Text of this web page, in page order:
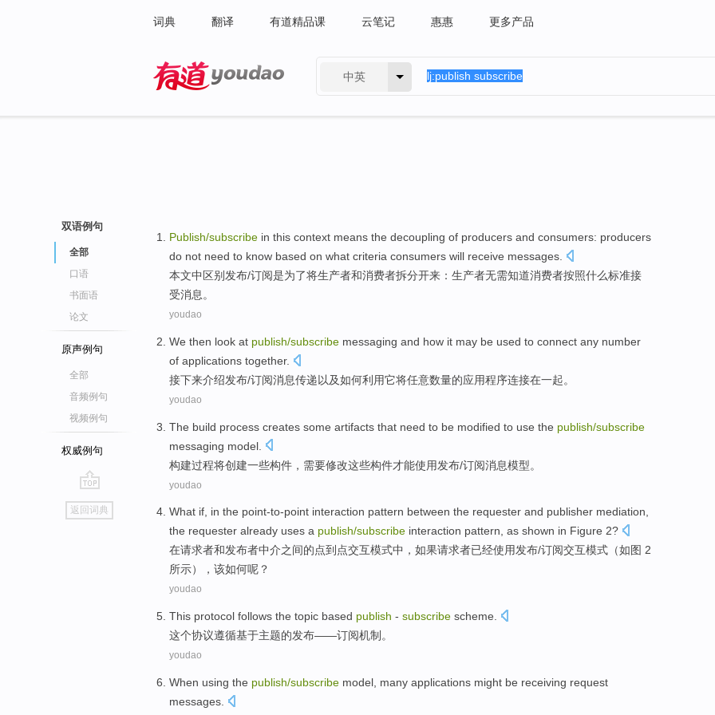
词典 翻译 有道精品课 云笔记 惠惠 更多产品
中英
双语例句
全部
口语
书面语
论文
原声例句
全部
音频例句
视频例句
权威例句
go
top
返回词典
Publish/subscribe in this context means the decoupling of producers and consumers: producers
do not need to know based on what criteria consumers will receive messages
本文中 区别发布/订阅是为了将生产者和消费者拆分开来：生产者无需知道消费者按照什么标准接
受消息 。
youdao
We then look at publish/subscribe messaging and how it may be used to connect any number
of applications together.
接下来介绍发布/订阅消息传递以及如何利用它将任意数量的应用程序连接在一起。
youdao
The build process creates some artifacts that need to be modified to use the publish/subscribe
messaging model
构建过程将创建一些构件 ， 需要修改这些构件才能使用发布/订阅消息模型。
youdao
What if, in the point-to-point interaction pattern between the requester and publisher mediation,
the requester already uses a publish/subscribe interaction pattern, as shown in Figure 2?
在请求者和发布者中介之间的点到点交互模式中，如果请求者已经使用发布/订阅交互模式（如图 2
所示）， 该如何呢？
youdao
This protocol follows the topic based publish - subscribe scheme
这个协议遵循基于主题的发布——订阅机制 。
youdao
When using the publish/subscribe model many applications might be receiving request
messages